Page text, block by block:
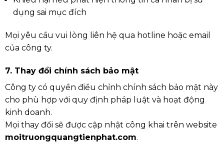
dụng sai mục đích
Mọi yêu cầu vui lòng liên hệ qua hotline hoặc email
của công ty.
7. Thay đổi chính sách bảo mật
Công ty có quyền điều chỉnh chính sách bảo mật này
cho phù hợp với quy định pháp luật và hoạt động
kinh doanh.
Mọi thay đổi sẽ được cập nhật công khai trên website
moitruongquangtienphat.com.